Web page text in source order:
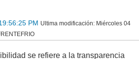
PM Ultima modificación: Miércoles 04
se refiere a la transparencia